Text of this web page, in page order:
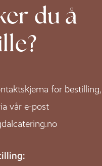
du å
for bestilling,
vår e-post